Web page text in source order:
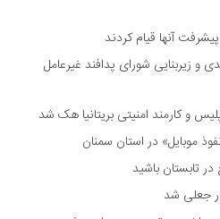
آنها قیام کردند
و زیربنایی شورای پدافند غیرعامل
موبایل» در استان سمنان
جعلی شد